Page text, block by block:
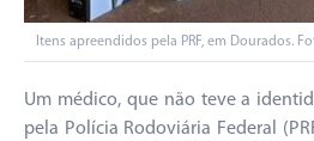
Itens apreendidos pela PRF, em Dourados.
Um médico, que não teve a
pela Polícia Rodoviária Federal